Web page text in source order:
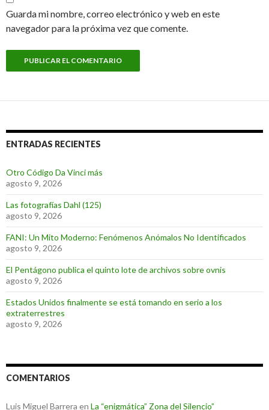
Guarda mi nombre, correo electrónico y web en este
navegador para la próxima vez que comente.
ENTRADAS RECIENTES
Otro Código Da Vinci más
agosto 9, 2026
Las fotografías Dahl (125)
agosto 9, 2026
FANI: Un Mito Moderno: Fenómenos Anómalos No Identificados
agosto 9, 2026
El Pentágono publica el quinto lote de archivos sobre ovnis
agosto 9, 2026
Estados Unidos finalmente se está tomando en serio a los
extraterrestres
agosto 9, 2026
COMENTARIOS
Luis Miguel Barrera en La “enigmática” Zona del Silencio”